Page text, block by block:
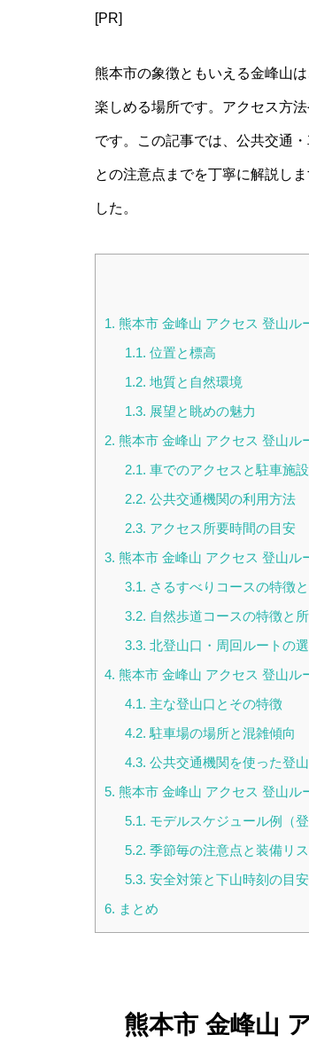
[PR]
熊本市の象徴ともいえる金峰山
楽しめる場所です。アクセス方
です。この記事では、公共交通
との注意点までを丁寧に解説し
した。
1. 熊本市 金峰山 アクセス 登山ル
1.1. 位置と標高
1.2. 地質と自然環境
1.3. 展望と眺めの魅力
2. 熊本市 金峰山 アクセス 登山ル
2.1. 車でのアクセスと駐車施設
2.2. 公共交通機関の利用方法
2.3. アクセス所要時間の目安
3. 熊本市 金峰山 アクセス 登山ル
3.1. さるすべりコースの特徴
3.2. 自然歩道コースの特徴と
3.3. 北登山口・周回ルートの
4. 熊本市 金峰山 アクセス 登山ル
4.1. 主な登山口とその特徴
4.2. 駐車場の場所と混雑傾向
4.3. 公共交通機関を使った登
5. 熊本市 金峰山 アクセス 登山ル
5.1. モデルスケジュール例（
5.2. 季節毎の注意点と装備リス
5.3. 安全対策と下山時刻の目安
6. まとめ
熊本市 金峰山